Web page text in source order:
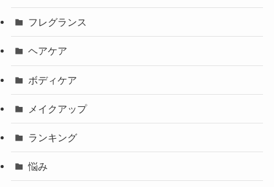
フレグランス
ヘアケア
ボディケア
メイクアップ
ランキング
悩み